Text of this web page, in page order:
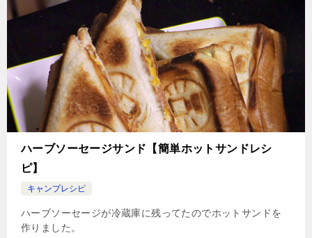
ハーブソーセージサンド【簡単ホットサンドレシ
ピ】
キャンプレシピ
ハーブソーセージが冷蔵庫に残ってたのでホットサンドを
作りました。